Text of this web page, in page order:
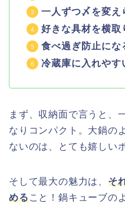
一人ずつ〆を変え
好きな具材を横取
食べ過ぎ防止にな
冷蔵庫に入れやす
まず、収納面で言うと、
なりコンパクト。大鍋の
ないのは、とても嬉しい
そして最大の魅力は、 そ
めること！鍋キューブの